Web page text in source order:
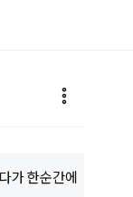
가 한순간에